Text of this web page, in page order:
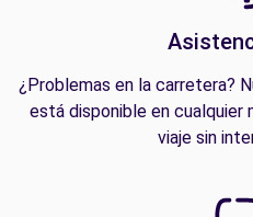
¿Problemas en la carretera?
está disponible en cualquier
viaje sin